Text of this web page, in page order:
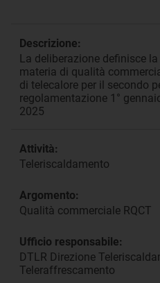
Descrizione:
La deliberazione definisce
materia di qualità
di telecalore per il secondo
regolamentazione 1°
2025
Attività:
Teleriscaldamento
Argomento:
Qualità commerciale RQCT
Ufficio responsabile:
DTLR Direzione
Teleraffrescamento